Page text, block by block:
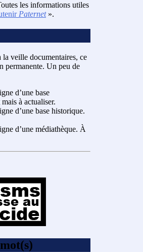
les informations utiles
Paternet».
la veille documentaires, ce
permanente. Un peu de
d’une base
à actualiser.
d’une base historique.
d’une médiathèque. À